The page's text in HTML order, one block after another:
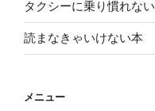
タクシーに乗り慣れない
読まなきゃいけない本
メニュー